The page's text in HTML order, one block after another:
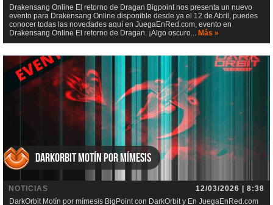
Drakensang Online El retorno de Dragan Bigpoint nos presenta un nuevo
evento para Drakensang Online disponible desde ya el 12 de Abril, puedes
conocer todas las novedades aquí en JuegaEnRed.com, evento en
Drakensang Online El retorno de Dragan. ¡Algo oscuro... Más »
DarkOrbit Motín por mímesis
NOTICIAS
12/03/2026 | 8:38
DarkOrbit Motín por mímesis BigPoint con DarkOrbit y En JuegaEnRed.com